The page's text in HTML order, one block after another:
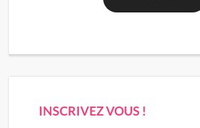
INSCRIVEZ VOUS !